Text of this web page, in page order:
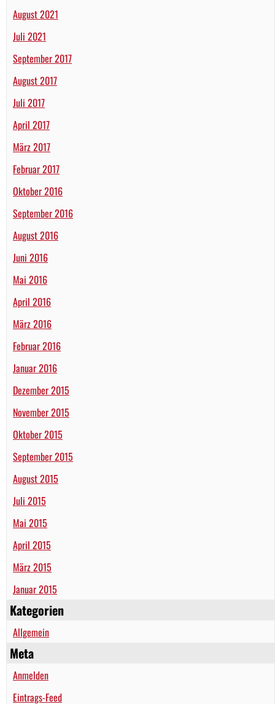
August 2021
Juli 2021
September 2017
August 2017
Juli 2017
April 2017
März 2017
Februar 2017
Oktober 2016
September 2016
August 2016
Juni 2016
Mai 2016
April 2016
März 2016
Februar 2016
Januar 2016
Dezember 2015
November 2015
Oktober 2015
September 2015
August 2015
Juli 2015
Mai 2015
April 2015
März 2015
Januar 2015
Kategorien
Allgemein
Meta
Anmelden
Eintrags-Feed